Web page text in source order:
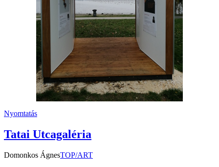
Nyomtatás
Tatai Utcagaléria
Domonkos ÁgnesTOP/ART